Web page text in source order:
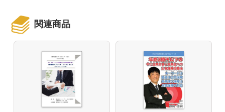
関連商品